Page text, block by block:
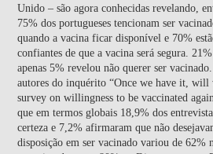
Unido – são agora conhecidas revelando,
75% dos portugueses tencionam ser
quando a vacina ficar disponível e 70%
confiantes de que a vacina será segura.
apenas 5% revelou não querer ser
autores do inquérito “Once we have it, will
survey on willingness to be vaccinated
que em termos globais 18,9% dos
certeza e 7,2% afirmaram que não
disposição em ser vacinado variou de 62%